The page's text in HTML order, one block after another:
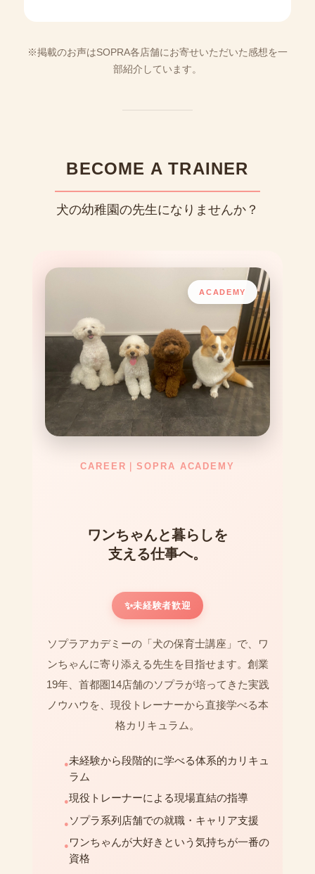
※掲載のお声はSOPRA各店舗にお寄せいただいた感想を一
部紹介しています。
BECOME A TRAINER
犬の幼稚園の先生になりませんか？
CAREER｜SOPRA ACADEMY
ワンちゃんと暮らしを
支える仕事へ。
✨未経験者歓迎
ソプラアカデミーの「犬の保育士講座」で、ワ
ンちゃんに寄り添える先生を目指せます。創業
19年、首都圏14店舗のソプラが培ってきた実践
ノウハウを、現役トレーナーから直接学べる本
格カリキュラム。
●未経験から段階的に学べる体系的カリキュ
ラム
●現役トレーナーによる現場直結の指導
● ソプラ系列店舗での就職・キャリア支援
● ワンちゃんが大好きという気持ちが一番の
資格
ACADEMY